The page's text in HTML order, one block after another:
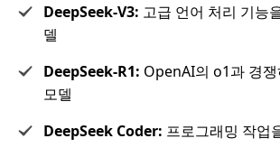
DeepSeek-V3: 고급 언어 처리 기능
델
DeepSeek-R1: OpenAI의 o1과 경
모델
DeepSeek Coder: 프로그래밍 작업